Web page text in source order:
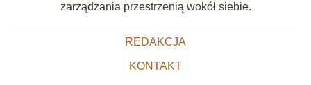
zarządzania przestrzenią wokół siebie.
REDAKCJA
KONTAKT